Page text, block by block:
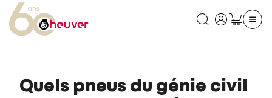
Quels pneus du génie civil